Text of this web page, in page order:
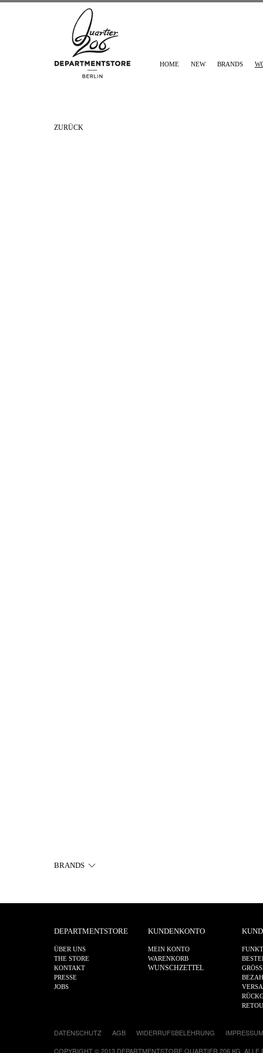
HOME NEW BRANDS
ZURÜCK
BRANDS
DEPARTMENTSTORE
ÜBER UNS
THE STORE
KONTAKT
PRESSE
JOBS
KUNDENKONTO
MEIN KONTO
WARENKORB
WUNSCHZETTEL
DATENSCHUTZ AGB WIDERRUFSBELEHRUNG
IMPRESSUM
COPYRIGHT © 2013 DEPARTMENTSTORE QUARTIER 206 KG, ALLE